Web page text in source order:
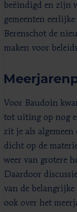
beëindigd en zijn
gemeenten
Berenschot de
maken voor
Voor Baudoin
tot uiting op nog
zit je als algemeen
dicht op de
weer van grotere
Daardoor
van de belangrijke
ook over het